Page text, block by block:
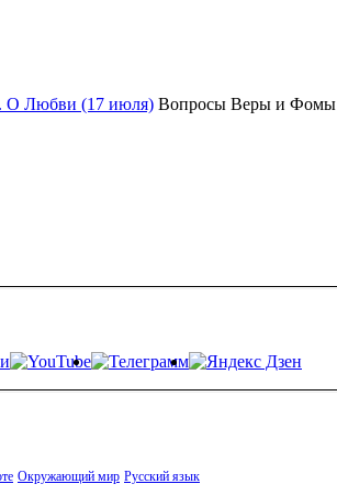
О Любви (17 июля) Вопросы Веры и Фомы
Окружающий мир Русский язык